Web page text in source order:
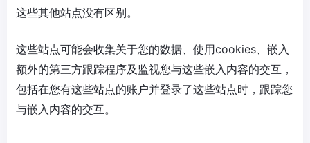
这些其他站点没有区别。
这些站点可能会收集关于您的数据、使用cookies、嵌入
额外的第三方跟踪程序及监视您与这些嵌入内容的交互，
包括在您有这些站点的账户并登录了这些站点时，跟踪您
与嵌入内容的交互。